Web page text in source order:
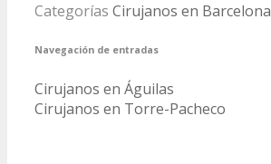
Categorías Cirujanos en Barcelona
Navegación de entradas
Cirujanos en Águilas
Cirujanos en Torre-Pacheco